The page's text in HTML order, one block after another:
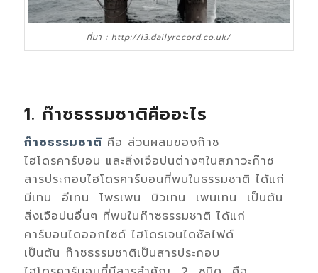
ที่มา : http://i3.dailyrecord.co.uk/
1. ก๊าซธรรมชาติคืออะไร
ก๊าซธรรมชาติ คือ ส่วนผสมของก๊าซ
ไฮโดรคาร์บอน และสิ่งเจือปนต่างๆในสภาวะก๊าซ
สารประกอบไฮโดรคาร์บอนที่พบในธรรมชาติ ได้แก่
มีเทน อีเทน โพรเพน บิวเทน เพนเทน เป็นต้น
สิ่งเจือปนอื่นๆ ที่พบในก๊าซธรรมชาติ ได้แก่
คาร์บอนไดออกไซด์ ไฮโดรเจนไดซัลไฟด์
เป็นต้น ก๊าซธรรมชาติเป็นสารประกอบ